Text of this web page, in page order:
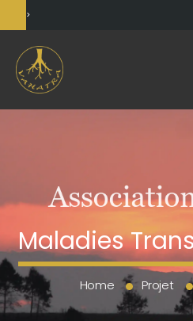
>
Maladies
Home Projet